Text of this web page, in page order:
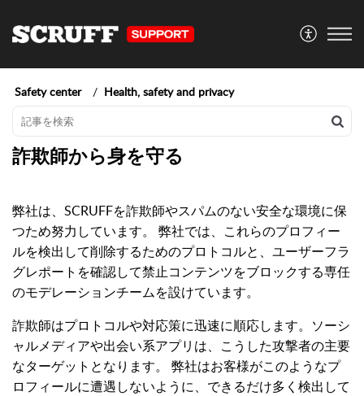
Safety center Health, safety and privacy
詐欺師から身を守る
弊社は、SCRUFFを詐欺師やスパムのない安全な環境に保
つため努力しています。 弊社では、これらのプロフィー
ルを検出して削除するためのプロトコルと、ユーザーフラ
グレポートを確認して禁止コンテンツをブロックする専任
のモデレーションチームを設けています。
詐欺師はプロトコルや対応策に迅速に順応します。ソーシ
ャルメディアや出会い系アプリは、こうした攻撃者の主要
なターゲットとなります。 弊社はお客様がこのようなプ
ロフィールに遭遇しないように、できるだけ多く検出して